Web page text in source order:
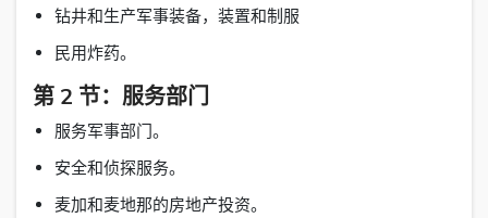
钻井和生产军事装备，装置和制服
民用炸药。
第 2 节：服务部门
服务军事部门。
安全和侦探服务。
麦加和麦地那的房地产投资。